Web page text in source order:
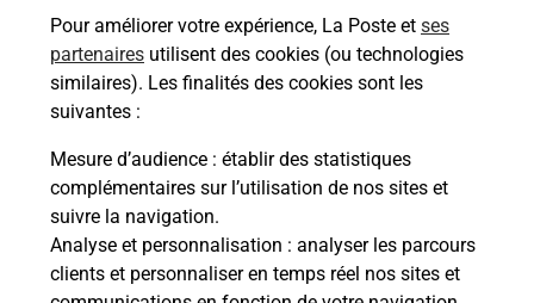
Pour améliorer votre expérience, La Poste et ses
partenaires utilisent des cookies (ou technologies
similaires). Les finalités des cookies sont les
suivantes :
Mesure d’audience : établir des statistiques
complémentaires sur l’utilisation de nos sites et
suivre la navigation.
Analyse et personnalisation : analyser les parcours
clients et personnaliser en temps réel nos sites et
La téléassistance classique avec
médaillon d’alarme qu’est ce que
c’est ?
Comment fonctionne la
téléassistance classique ?